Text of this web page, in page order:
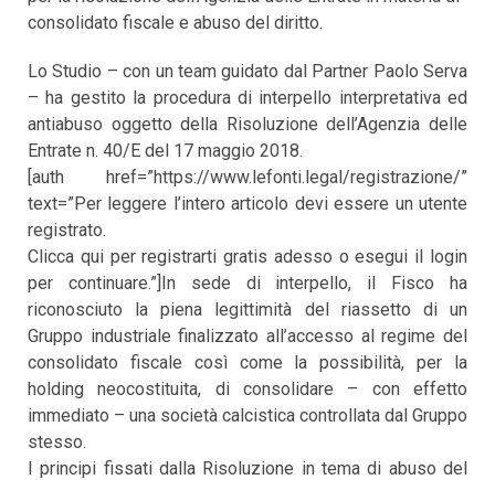
consolidato fiscale e abuso del diritto.
Lo Studio – con un team guidato dal Partner Paolo Serva
– ha gestito la procedura di interpello interpretativa ed
antiabuso oggetto della Risoluzione dell’Agenzia delle
Entrate n. 40/E del 17 maggio 2018.
[auth href=”https://www.lefonti.legal/registrazione/”
text=”Per leggere l’intero articolo devi essere un utente
registrato.
Clicca qui per registrarti gratis adesso o esegui il login
per continuare.”]In sede di interpello, il Fisco ha
riconosciuto la piena legittimità del riassetto di un
Gruppo industriale finalizzato all’accesso al regime del
consolidato fiscale così come la possibilità, per la
holding neocostituita, di consolidare – con effetto
immediato – una società calcistica controllata dal Gruppo
stesso.
I principi fissati dalla Risoluzione in tema di abuso del